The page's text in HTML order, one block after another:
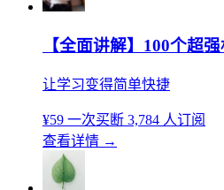
【全面讲解】100个超
让学习变得简单快捷
¥59 一次买断 3,784 人订阅
查看详情 →